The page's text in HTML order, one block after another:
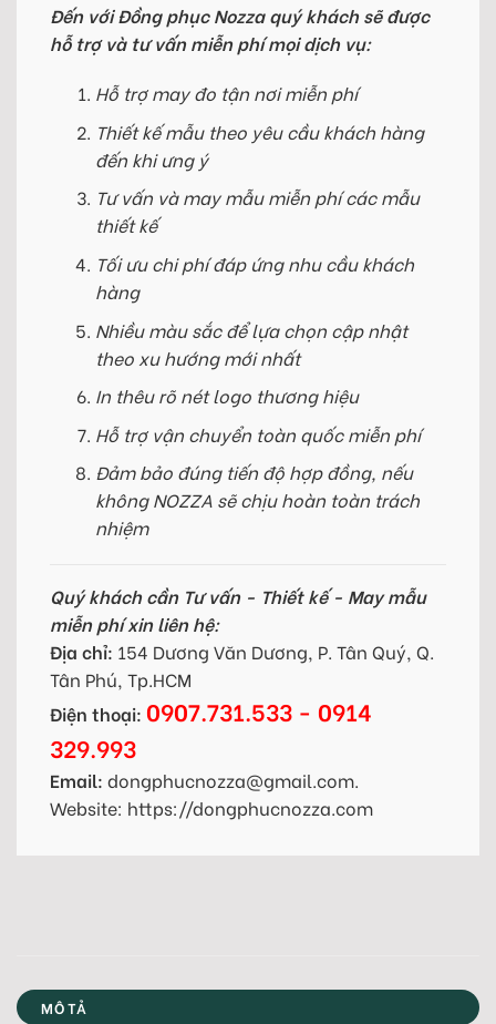
Đến với Đồng phục Nozza quý khách sẽ được
hỗ trợ và tư vấn miễn phí mọi dịch vụ:
Hỗ trợ may đo tận nơi miễn phí
Thiết kế mẫu theo yêu cầu khách hàng
đến khi ưng ý
Tư vấn và may mẫu miễn phí các mẫu
thiết kế
Tối ưu chi phí đáp ứng nhu cầu khách
hàng
Nhiều màu sắc để lựa chọn cập nhật
theo xu hướng mới nhất
In thêu rõ nét logo thương hiệu
Hỗ trợ vận chuyển toàn quốc miễn phí
Đảm bảo đúng tiến độ hợp đồng, nếu
không NOZZA sẽ chịu hoàn toàn trách
nhiệm
Quý khách cần Tư vấn - Thiết kế - May mẫu
miễn phí xin liên hệ:
Địa chỉ: 154 Dương Văn Dương, P. Tân Quý, Q.
Tân Phú, Tp.HCM
Điện thoại: 0907.731.533 - 0914
329.993
Email: dongphucnozza@gmail.com.
Website: https://dongphucnozza.com
MÔ TẢ